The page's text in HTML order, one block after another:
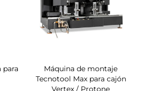
para
Máquina de montaje
Tecnotool Max para cajón
Vertex / Protone